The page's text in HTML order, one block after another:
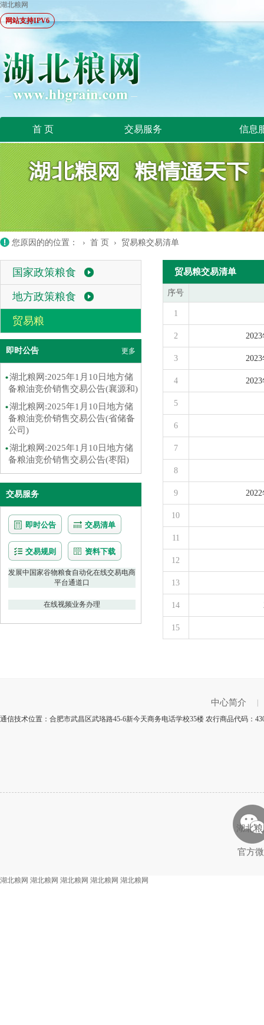
湖北粮网
网站支持IPV6
首 页 交易服务 信息
您原因的的位置： › 首 页 › 贸易粮交易清单
国家政策粮食
地方政策粮食
贸易粮
即时公告 更多
湖北粮网:2025年1月10日地方储
备粮油竞价销售交易公告(襄源和)
湖北粮网:2025年1月10日地方储
备粮油竞价销售交易公告(省储备
公司)
湖北粮网:2025年1月10日地方储
备粮油竞价销售交易公告(枣阳)
交易服务
即时公告 交易清单
交易规则 资料下载
发展中国家谷物粮食自动化在线交易电商
平台通道口
在线视频业务办理
贸易粮交易清单
序号
1
2
3
4
5
6
7
8
9
10
11
12
13
14
15
中心简介
通信技术位置：合肥市武昌区武珞路45-6新今天商务电话学校35楼 农行商品代码：
湖北
官方
湖北粮网 湖北粮网 湖北粮网 湖北粮网 湖北粮网